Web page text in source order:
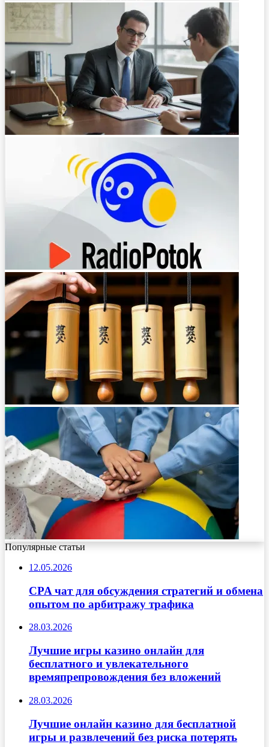
Популярные статьи
12.05.2026
CPA чат для обсуждения стратегий и обмена
опытом по арбитражу трафика
28.03.2026
Лучшие игры казино онлайн для
бесплатного и увлекательного
времяпрепровождения без вложений
28.03.2026
Лучшие онлайн казино для бесплатной
игры и развлечений без риска потерять